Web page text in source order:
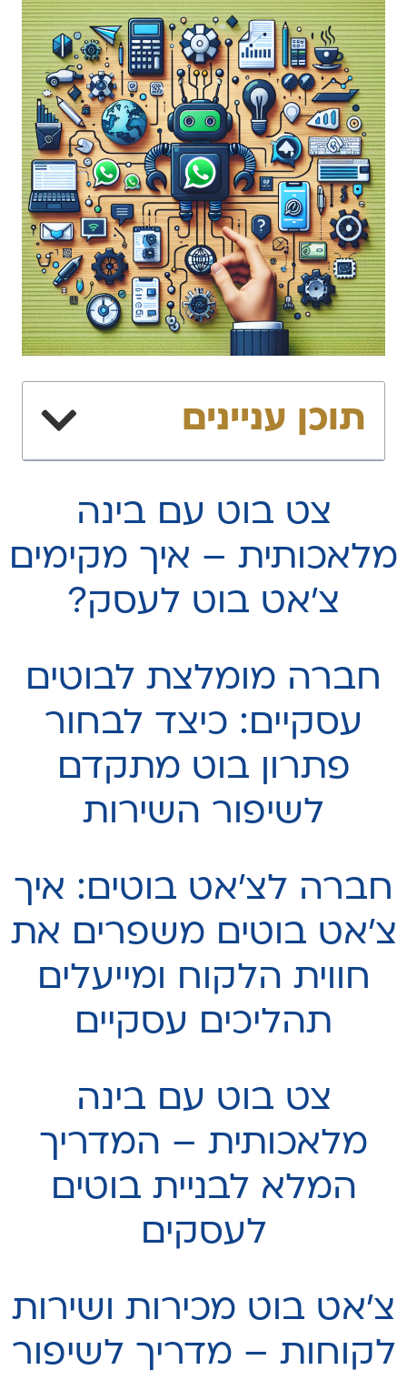
תוכן עניינים
צט בוט עם בינה
מלאכותית – איך מקימים
צ׳אט בוט לעסק?
חברה מומלצת לבוטים
עסקיים: כיצד לבחור
פתרון בוט מתקדם
לשיפור השירות
חברה לצ׳אט בוטים: איך
צ'אט בוטים משפרים את
חווית הלקוח ומייעלים
תהליכים עסקיים
צט בוט עם בינה
מלאכותית – המדריך
המלא לבניית בוטים
לעסקים
צ'אט בוט מכירות ושירות
לקוחות – מדריך לשיפור